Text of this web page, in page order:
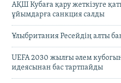
АҚШ Кубаға қару жеткізуге
ұйымдарға санкция салды
Ұлыбритания Ресейдің алты
UEFA 2030 жылғы әлем
идеясынан бас тартпайды